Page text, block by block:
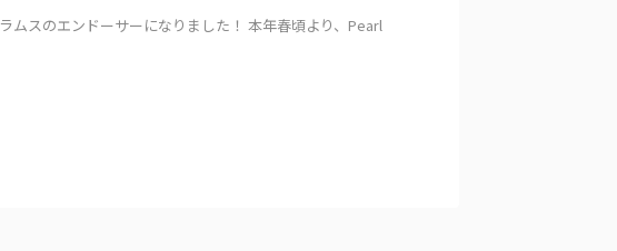
ムスのエンドーサーになりました！ 本年春頃より、Pearl